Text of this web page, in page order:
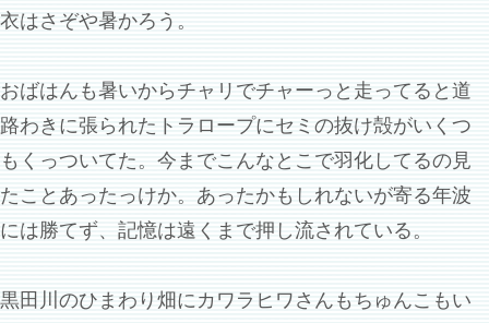
衣はさぞや暑かろう。
おばはんも暑いからチャリでチャーっと走ってると道
路わきに張られたトラロープにセミの抜け殻がいくつ
もくっついてた。今までこんなとこで羽化してるの見
たことあったっけか。あったかもしれないが寄る年波
には勝てず、記憶は遠くまで押し流されている。
黒田川のひまわり畑にカワラヒワさんもちゅんこもい